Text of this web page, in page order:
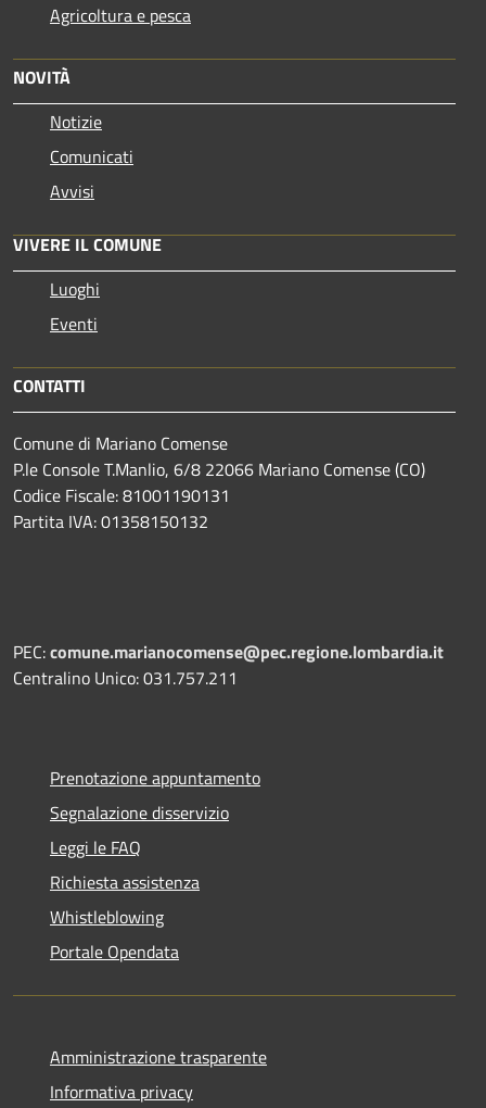
Agricoltura e pesca
NOVITÀ
Notizie
Comunicati
Avvisi
VIVERE IL COMUNE
Luoghi
Eventi
CONTATTI
Comune di Mariano Comense
P.le Console T.Manlio, 6/8 22066 Mariano Comense (CO)
Codice Fiscale: 81001190131
Partita IVA: 01358150132
PEC:comune.marianocomense@pec.regione.lombardia.it
Centralino Unico: 031.757.211
Prenotazione appuntamento
Segnalazione disservizio
Leggi le FAQ
Richiesta assistenza
Whistleblowing
Portale Opendata
Amministrazione trasparente
Informativa privacy